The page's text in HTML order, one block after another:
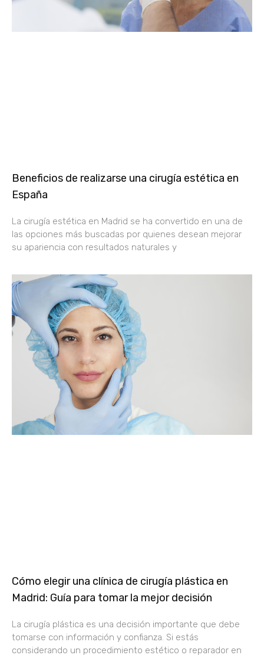
Beneficios de realizarse una cirugía estética en
España
La cirugía estética en Madrid se ha convertido en una de
las opciones más buscadas por quienes desean mejorar
su apariencia con resultados naturales y
Cómo elegir una clínica de cirugía plástica en
Madrid: Guía para tomar la mejor decisión
La cirugía plástica es una decisión importante que debe
tomarse con información y confianza. Si estás
considerando un procedimiento estético o reparador en